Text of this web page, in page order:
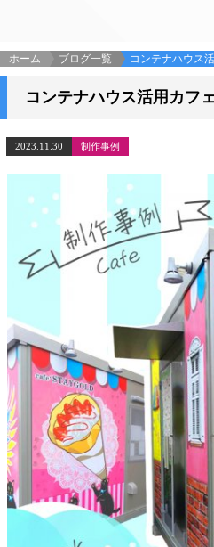
ホーム ブログ一覧 コンテナハウス
コンテナハウス活用カフ
2023.11.30 制作事例